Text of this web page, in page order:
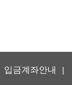
입금계좌안내 |